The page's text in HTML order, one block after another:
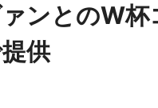
ンとのW杯
供